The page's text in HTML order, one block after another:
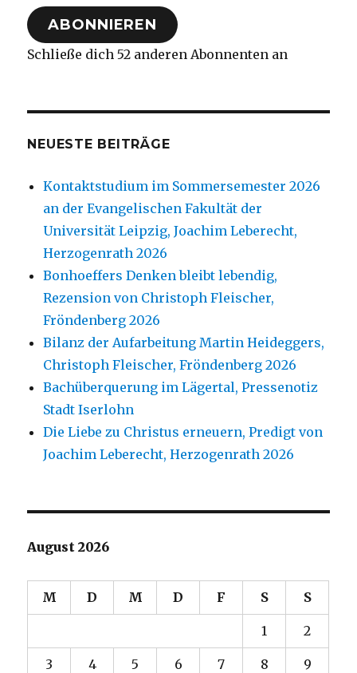
Adresse
ABONNIEREN
Schließe dich 52 anderen Abonnenten an
NEUESTE BEITRÄGE
Kontaktstudium im Sommersemester 2026
an der Evangelischen Fakultät der
Universität Leipzig, Joachim Leberecht,
Herzogenrath 2026
Bonhoeffers Denken bleibt lebendig,
Rezension von Christoph Fleischer,
Fröndenberg 2026
Bilanz der Aufarbeitung Martin Heideggers,
Christoph Fleischer, Fröndenberg 2026
Bachüberquerung im Lägertal, Pressenotiz
Stadt Iserlohn
Die Liebe zu Christus erneuern, Predigt von
Joachim Leberecht, Herzogenrath 2026
August 2026
M D M D F S S
1 2
3 4 5 6 7 8 9